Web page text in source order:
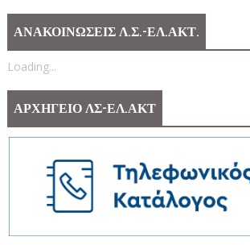
ΑΝΑΚΟΙΝΩΣΕΙΣ Λ.Σ.-ΕΛ.ΑΚΤ.
Loading...
ΑΡΧΗΓΕΙΟ ΛΣ-ΕΛ.ΑΚΤ